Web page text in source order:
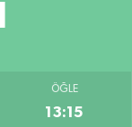
ÖĞLE
13:15